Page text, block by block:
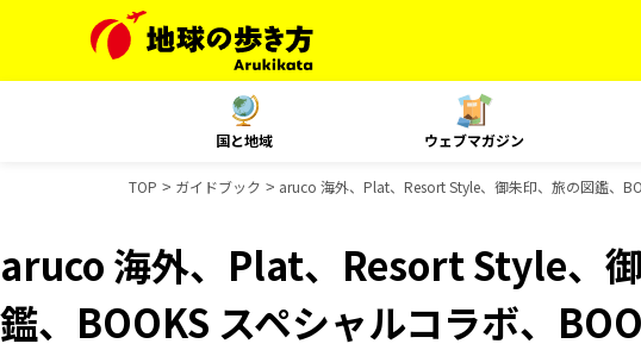
国と地域 ウェブマガジン
TOP ガイドブック aruco 海外、Plat、Resort Style、御朱印、旅の図鑑、
aruco 海外、Plat、Resort Style、
鑑、BOOKS スペシャルコラボ、